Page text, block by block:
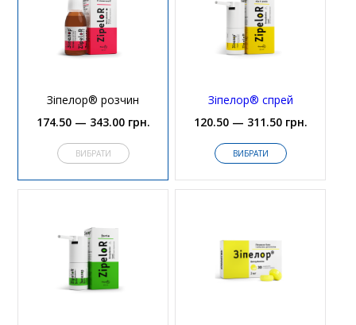
Зіпелор® розчин
174.50 — 343.00 грн.
ВИБРАТИ
Зіпелор® спрей
120.50 — 311.50 грн.
ВИБРАТИ